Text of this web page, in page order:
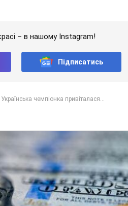
– в нашому Instagram!
Підписатись
Українська чемпіонка привіталася...